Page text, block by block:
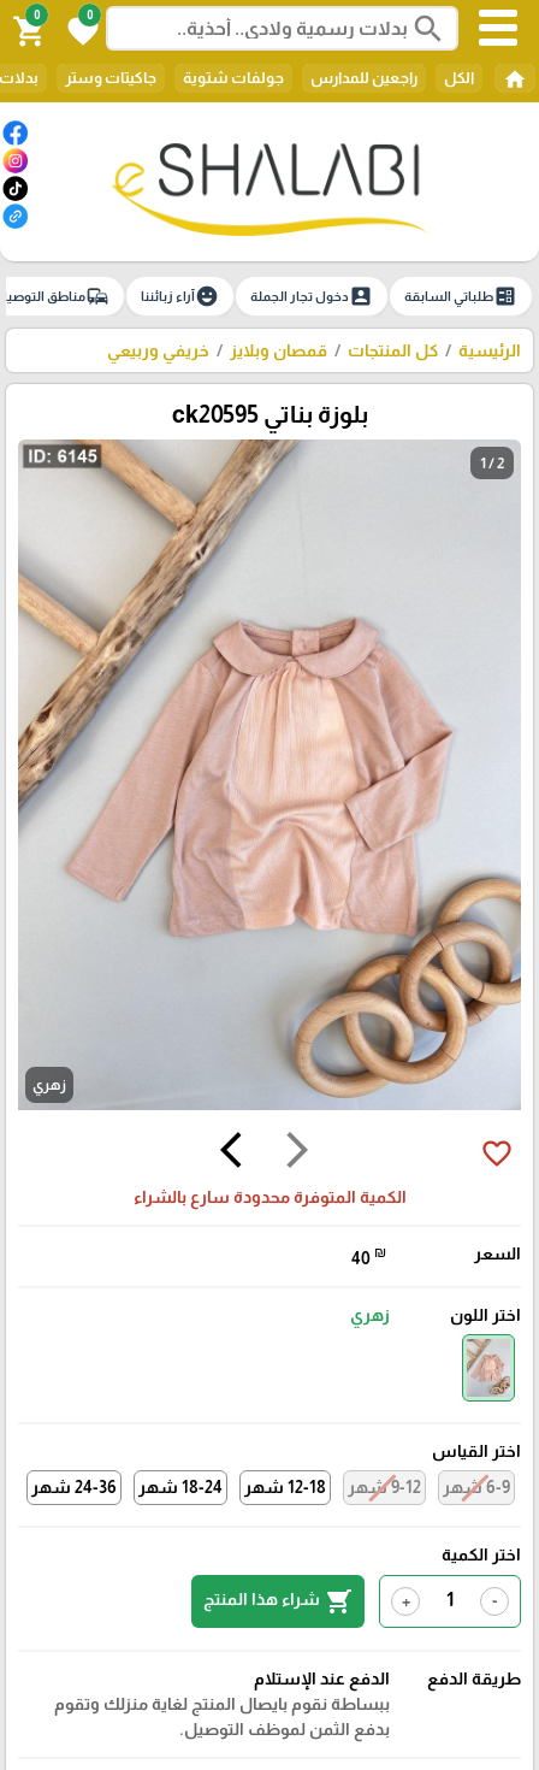
search
0
favorite
0
shopping_cart
home الكل راجعين للمدارس جولفات شتوية جاكيتات وستر
ballotطلباتي السابقة account_boxدخول تجار الجملة emoji_emotionsآراء زبائننا commuteمناطق
الرئيسية كل المنتجات قمصان وبلايز خريفي وربيعي
بلوزة بناتي ck20595
1 / 2
زهري
arrow_forward_ios
arrow_back_ios favorite_border
الكمية المتوفرة محدودة سارع بالشراء
السعر 40 ₪
اختر اللون زهري
اختر القياس
6-9 شهر
9-12 شهر 12-18 شهر 18-24 شهر 24-36 شهر
اختر الكمية
-
+
shopping_cart شراء هذا المنتج
طريقة الدفع
الدفع عند الإستلام
ببساطة نقوم بايصال المنتج لغاية منزلك وتقوم
بدفع الثمن لموظف التوصيل.